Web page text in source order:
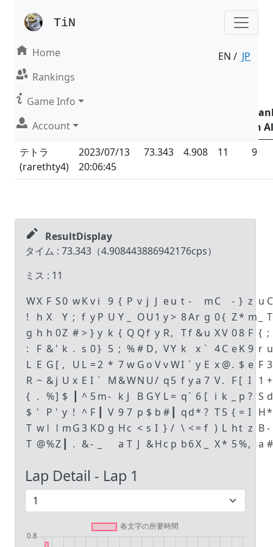
TiN
Home
Rankings
Game Info
Account
EN / JP
Result | Mode : Nonsense
Name (ID)
Date &
in
テトラ
(rarethty4)
2023/07/13
20:06:45
73.343 4.908 11 9
ResultDisplay
タイム : 73.343 （4.908443886942176cps）
ミス : 11
WX F S0 wKv i 9 { P v j J eu t - mC - } z u C
!
h X Y ; f y P U Y OU1 y> 8Ar g 0{ Z* m
T
g h h 0Z # > } y k { Q Qf y R, Tf &u XV 08 F { ;
:
F &' k . s 0} 5 ; %# D, VY k x ` 4C eK 9 r u
L E G [ , U L =2 * 7 w G o VvWI ` y E x @. $ e F 3
R ~ &j U x E I ` M &WN U/ q5 f ya 7 V. F [ I 1 +
{ . %] $ ^ 5m- k J B GY L = q` 6 [ i k p ? S d
$ ' P ' y ! ^ F V 9 7 p $ b # qd* ? T5 { = I H*
T w ǀ ǀ mG3 KD g Hc < s I } / \ <= f ) L ht z B-
T @%Z . &- a T J &Hc p b6X X* 5%, a #
Lap Detail - Lap 1